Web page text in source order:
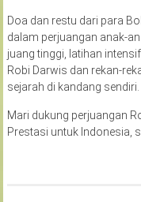
Doa dan restu dari para
dalam perjuangan anak-
juang tinggi, latihan
Robi Darwis dan rekan-
sejarah di kandang sendiri.
Mari dukung perjuangan
Prestasi untuk Indonesia,